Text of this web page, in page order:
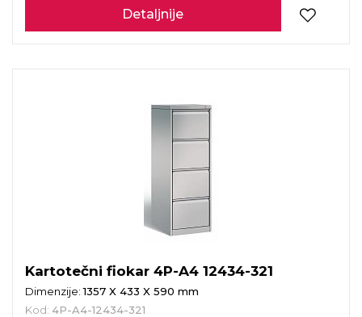
Detaljnije
Kartotečni fiokar 4P-A4 12434-321
Dimenzije:1357 X 433 X 590 mm
Kod: 4P-A4-12434-321